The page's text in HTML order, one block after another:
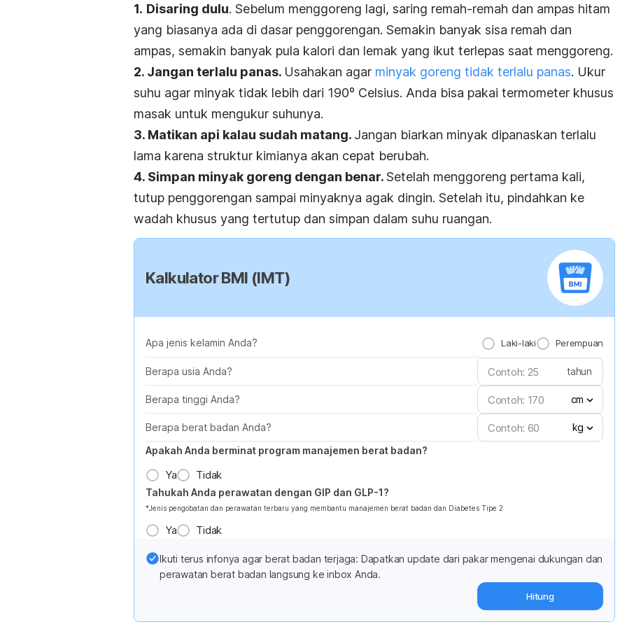
1. Disaring dulu. Sebelum menggoreng lagi, saring remah-remah dan ampas hitam
yang biasanya ada di dasar penggorengan. Semakin banyak sisa remah dan
ampas, semakin banyak pula kalori dan lemak yang ikut terlepas saat menggoreng.
2. Jangan terlalu panas. Usahakan agar minyak goreng tidak terlalu panas. Ukur
suhu agar minyak tidak lebih dari 190º Celsius. Anda bisa pakai termometer khusus
masak untuk mengukur suhunya.
3. Matikan api kalau sudah matang. Jangan biarkan minyak dipanaskan terlalu
lama karena struktur kimianya akan cepat berubah.
4. Simpan minyak goreng dengan benar.Setelah menggoreng pertama kali,
tutup penggorengan sampai minyaknya agak dingin. Setelah itu, pindahkan ke
wadah khusus yang tertutup dan simpan dalam suhu ruangan.
Kalkulator BMI (IMT)
Apa jenis kelamin Anda? Laki-laki Perempuan
Berapa usia Anda? tahun
Berapa tinggi Anda? cm
Berapa berat badan Anda?
kg
Apakah Anda berminat program manajemen berat badan?
Ya Tidak
Tahukah Anda perawatan dengan GIP dan GLP-1?
*Jenis pengobatan dan perawatan terbaru yang membantu manajemen berat badan dan Diabetes Tipe 2
Ya Tidak
Ikuti terus infonya agar berat badan terjaga: Dapatkan update dari pakar mengenai dukungan dan
perawatan berat badan langsung ke inbox Anda.
Hitung